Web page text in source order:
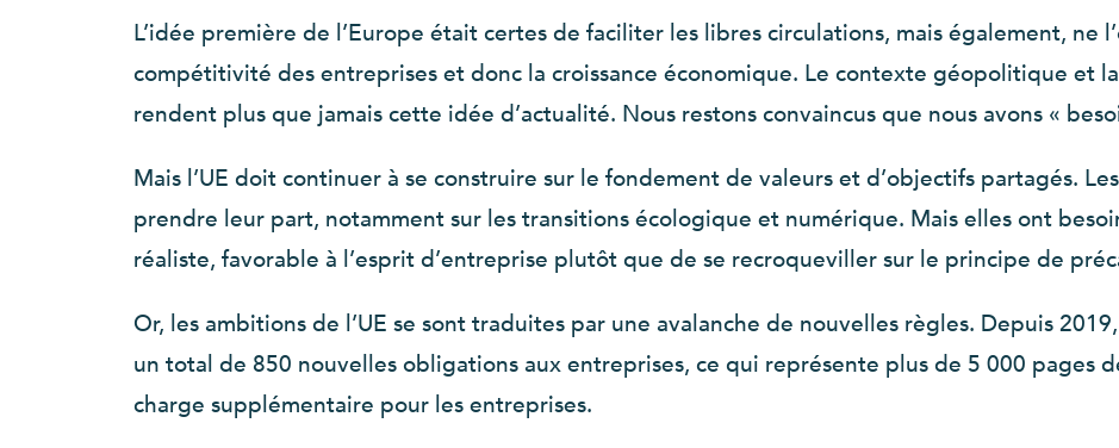
L’idée première de l’Europe était certes de faciliter les libres circulations, mais également, ne
compétitivité des entreprises et donc la croissance économique. Le contexte géopolitique et
rendent plus que jamais cette idée d’actualité. Nous restons convaincus que nous avons «
Mais l’UE doit continuer à se construire sur le fondement de valeurs et d’objectifs partagés.
prendre leur part, notamment sur les transitions écologique et numérique. Mais elles ont
réaliste, favorable à l’esprit d’entreprise plutôt que de se recroqueviller sur le principe de
Or, les ambitions de l’UE se sont traduites par une avalanche de nouvelles règles. Depuis
un total de 850 nouvelles obligations aux entreprises, ce qui représente plus de 5 000 pages
charge supplémentaire pour les entreprises.